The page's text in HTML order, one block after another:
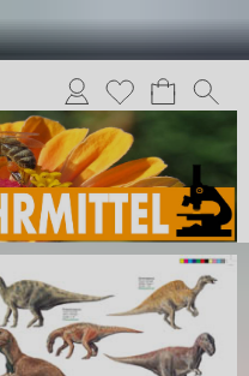
Anmelden
Merkliste